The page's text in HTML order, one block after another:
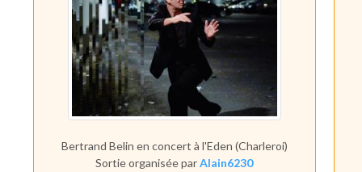
Bertrand Belin en concert à l'Eden (Charleroi)
Sortie organisée parAlain6230